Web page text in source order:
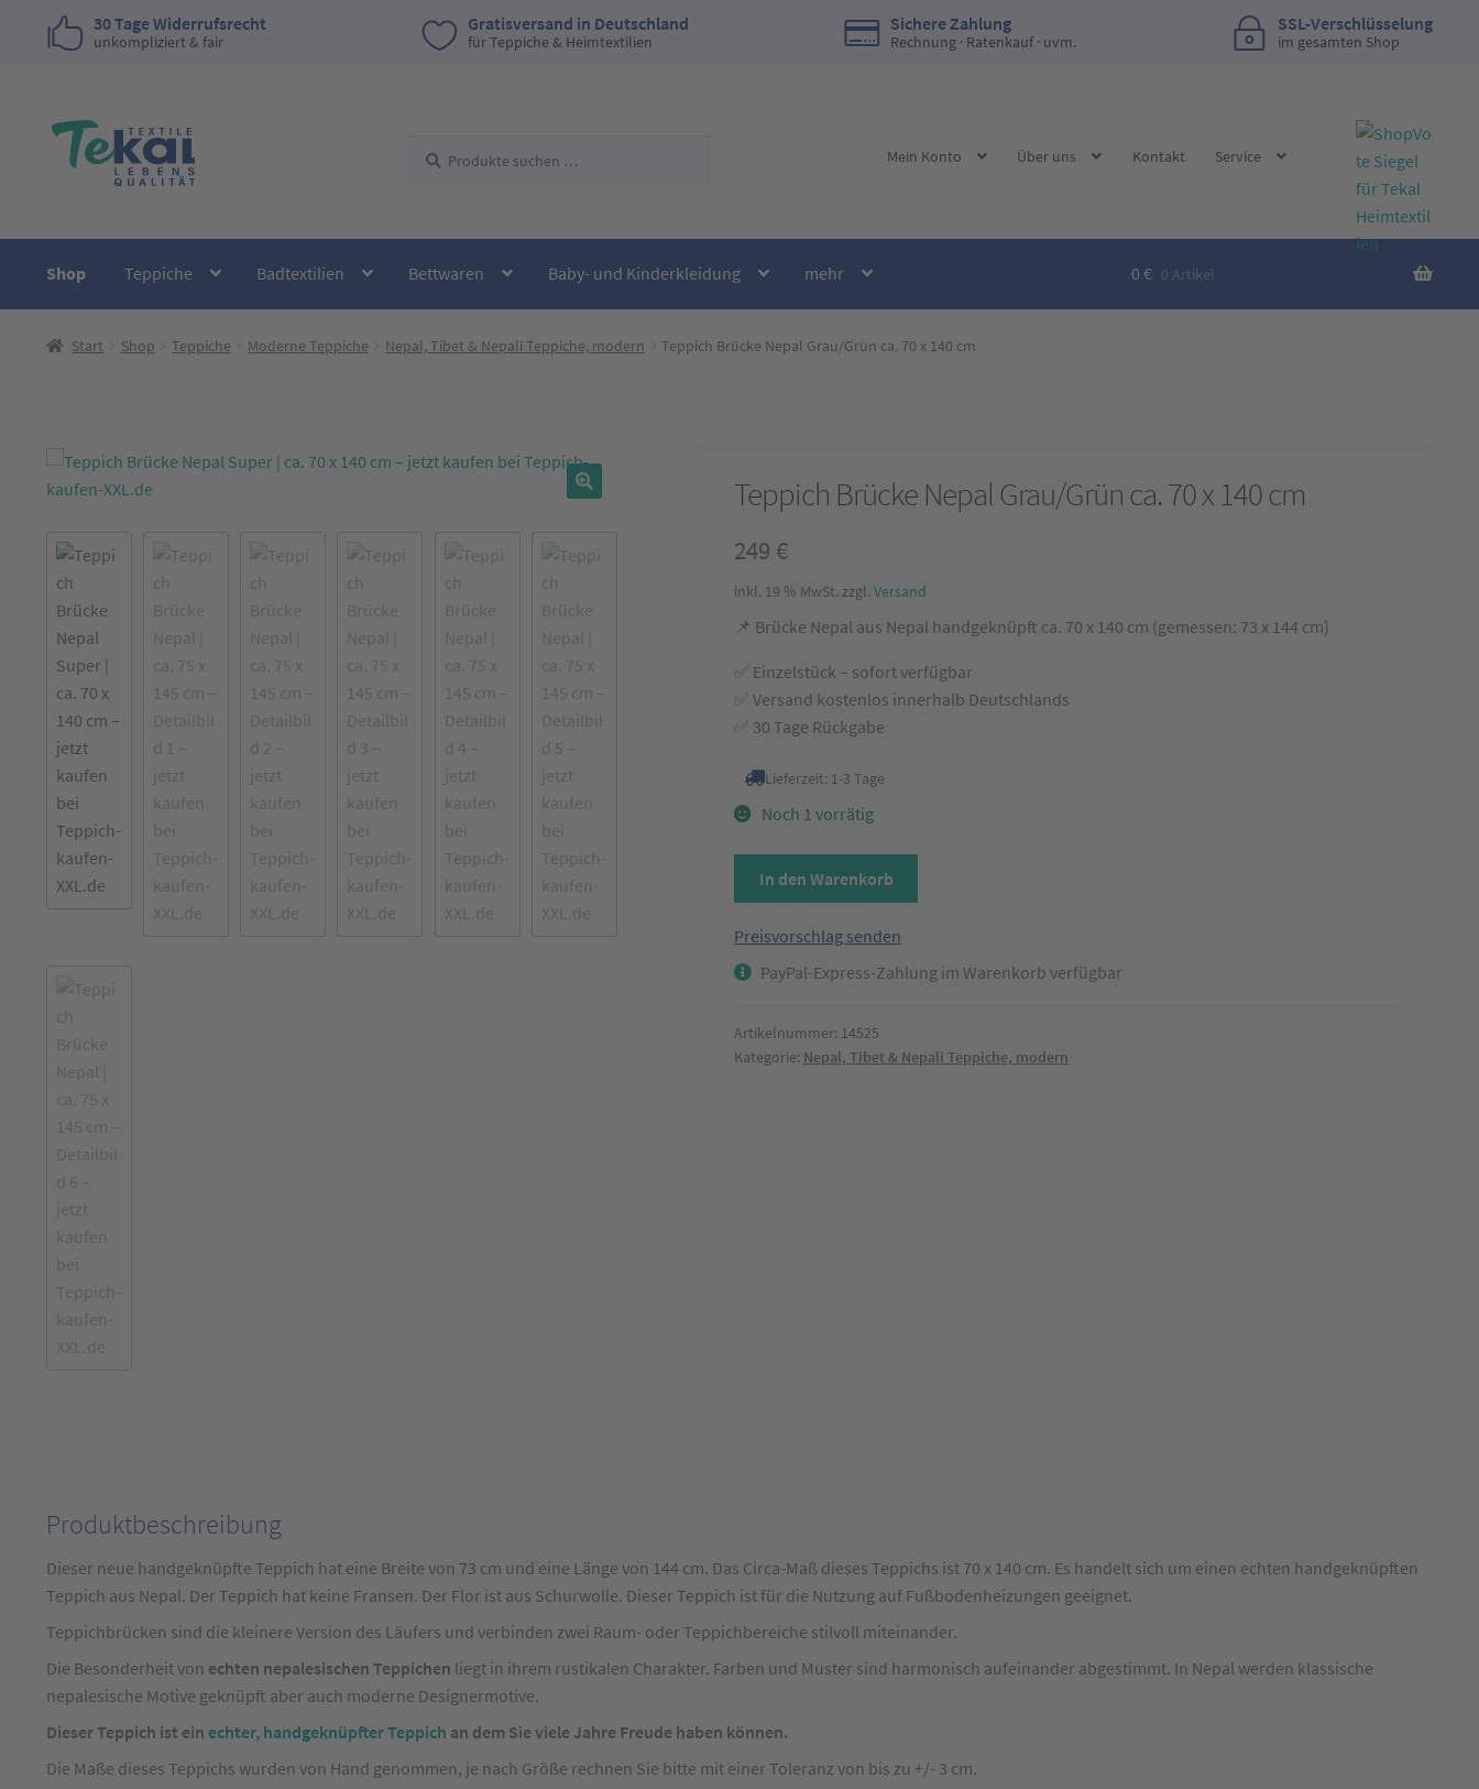
30 Tage Widerrufsrecht
unkompliziert & fair
Gratisversand in Deutschland
für Teppiche & Heimtextilien
Sichere Zahlung
Rechnung · Ratenkauf · uvm.
SSL-Verschlüsselung
im gesamten Shop
Zur
Navigation
Zum
Inhalt
nach:
Mein Konto Über uns Kontakt Service
Shop Teppiche Badtextilien Bettwaren Baby- und Kinderkleidung mehr 0€ 0 Artikel
Start Shop Teppiche Moderne Teppiche Nepal, Tibet & Nepali Teppiche, modern Teppich Brücke Nepal Grau/Grün ca. 70 x 140 cm
Teppich Brücke Nepal Grau/Grün ca. 70 x 140 cm
249 €
inkl. 19 % MwSt. zzgl. Versand
📌 Brücke Nepal aus Nepal handgeknüpft ca. 70 x 140 cm (gemessen: 73 x 144 cm)
✅ Einzelstück – sofort verfügbar
✅ Versand kostenlos innerhalb Deutschlands
✅ 30 Tage Rückgabe
Lieferzeit: 1-3 Tage
Noch 1 vorrätig
Grau/Grün
ca.
x
140
In den Warenkorb
Preisvorschlag senden
PayPal-Express-Zahlung im Warenkorb verfügbar
Artikelnummer: 14525
Kategorie: Nepal, Tibet & Nepali Teppiche, modern
Produktbeschreibung
für
Teppich
Brücke
Nepal
Grau/Grün
ca.
70
x
Produktbeschreibung
Dieser neue handgeknüpfte Teppich hat eine Breite von 73 cm und eine Länge von 144 cm. Das Circa-Maß dieses Teppichs ist 70 x 140 cm. Es handelt sich um einen echten handgeknüpften
Teppich aus Nepal. Der Teppich hat keine Fransen. Der Flor ist aus Schurwolle. Dieser Teppich ist für die Nutzung auf Fußbodenheizungen geeignet.
Teppichbrücken sind die kleinere Version des Läufers und verbinden zwei Raum- oder Teppichbereiche stilvoll miteinander.
Die Besonderheit von echten nepalesischen Teppichen liegt in ihrem rustikalen Charakter. Farben und Muster sind harmonisch aufeinander abgestimmt. In Nepal werden klassische
nepalesische Motive geknüpft aber auch moderne Designermotive.
Dieser Teppich ist ein echter, handgeknüpfter Teppich an dem Sie viele Jahre Freude haben können.
Die Maße dieses Teppichs wurden von Hand genommen, je nach Größe rechnen Sie bitte mit einer Toleranz von bis zu +/- 3 cm.